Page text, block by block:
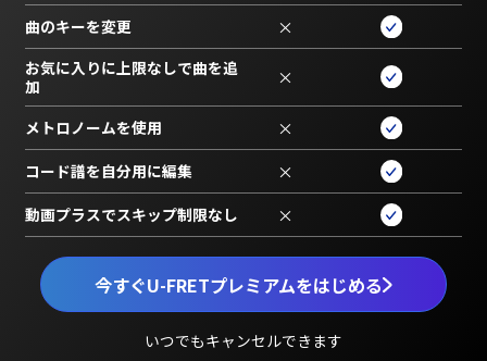
今すぐU-FRETプレミアムをはじめる
いつでもキャンセルできます
曲のキーを変更 ×
お気に入りに上限なしで曲を追
加
×
メトロノームを使用 ×
コード譜を自分用に編集 ×
動画プラスでスキップ制限なし ×